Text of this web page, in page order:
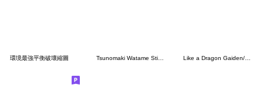
環境最強平衡破壞縮圖 Like a Dragon Gaiden/Like a Dragon 8